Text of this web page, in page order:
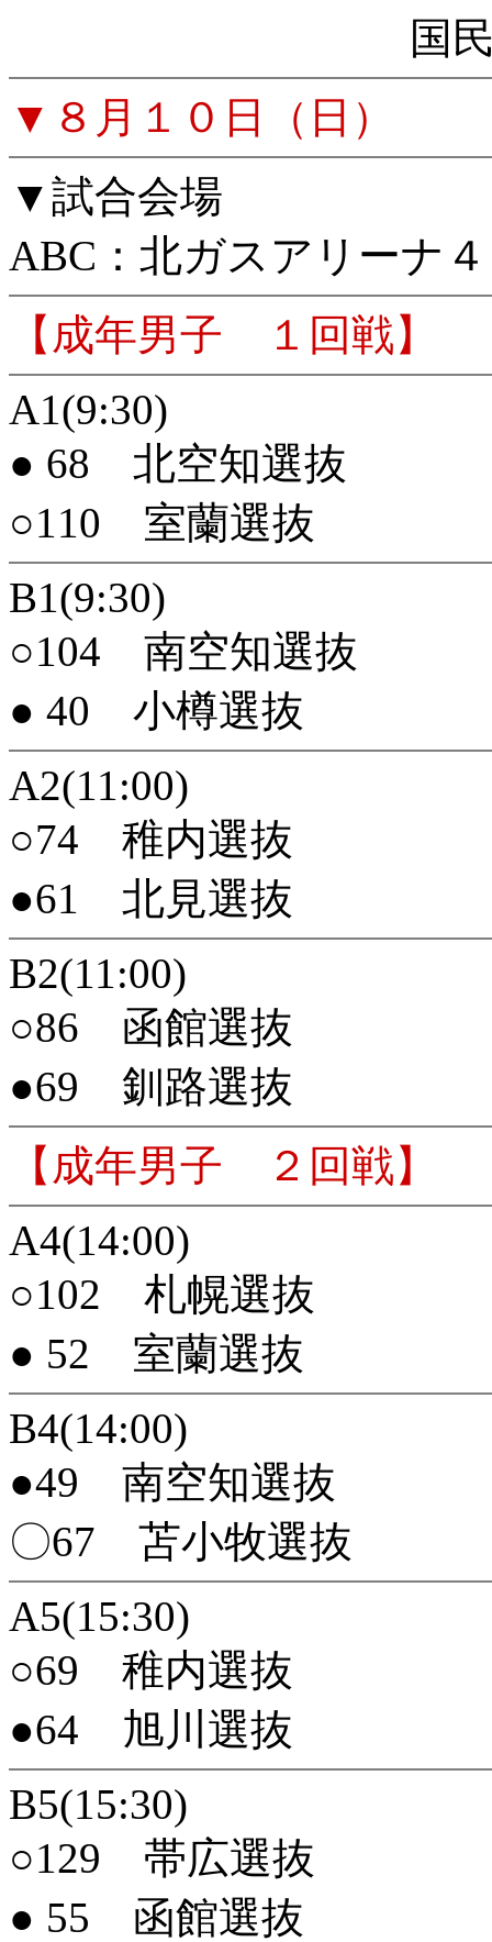
国
▼８月１０日（日）
▼試合会場
ABC：北ガスアリーナ
【成年男子 １回戦】
A1(9:30)
● 68 北空知選抜
○110 室蘭選抜
B1(9:30)
○104 南空知選抜
● 40 小樽選抜
A2(11:00)
○74 稚内選抜
●61 北見選抜
B2(11:00)
○86 函館選抜
●69 釧路選抜
【成年男子 ２回戦】
A4(14:00)
○102 札幌選抜
● 52 室蘭選抜
B4(14:00)
●49 南空知選抜
〇67 苫小牧選抜
A5(15:30)
○69 稚内選抜
●64 旭川選抜
B5(15:30)
○129 帯広選抜
● 55 函館選抜